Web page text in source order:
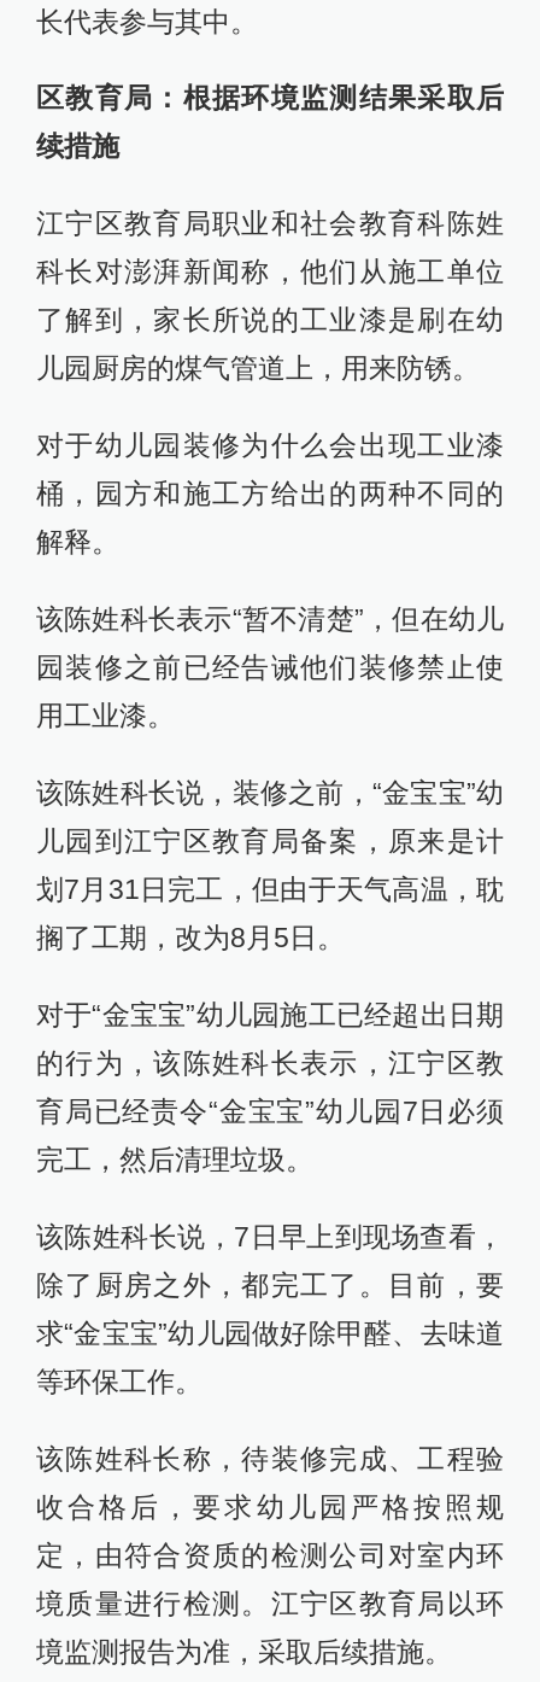
长代表参与其中。
区教育局：根据环境监测结果采取后
续措施
江宁区教育局职业和社会教育科陈姓
科长对澎湃新闻称，他们从施工单位
了解到，家长所说的工业漆是刷在幼
儿园厨房的煤气管道上，用来防锈。
对于幼儿园装修为什么会出现工业漆
桶，园方和施工方给出的两种不同的
解释。
该陈姓科长表示“暂不清楚”，但在幼儿
园装修之前已经告诫他们装修禁止使
用工业漆。
该陈姓科长说，装修之前，“金宝宝”幼
儿园到江宁区教育局备案，原来是计
划7月31日完工，但由于天气高温，耽
搁了工期，改为8月5日。
对于“金宝宝”幼儿园施工已经超出日期
的行为，该陈姓科长表示，江宁区教
育局已经责令“金宝宝”幼儿园7日必须
完工，然后清理垃圾。
该陈姓科长说，7日早上到现场查看，
除了厨房之外，都完工了。目前，要
求“金宝宝”幼儿园做好除甲醛、去味道
等环保工作。
该陈姓科长称，待装修完成、工程验
收合格后，要求幼儿园严格按照规
定，由符合资质的检测公司对室内环
境质量进行检测。江宁区教育局以环
境监测报告为准，采取后续措施。